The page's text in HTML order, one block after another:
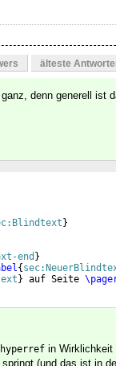
älteste
denn generell ist
}
end }
{
} auf Seite
hyperref in Wirklichkeit
(und das ist in